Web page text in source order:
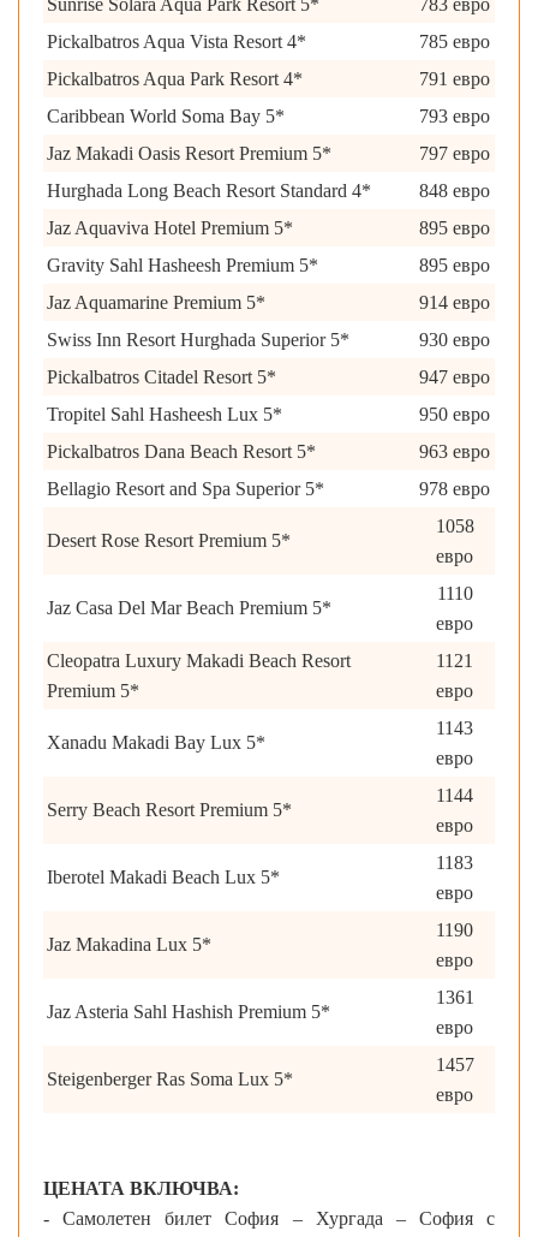
Sunrise Solara Aqua Park Resort 5*
783 евро
Pickalbatros Aqua Vista Resort 4*
785 евро
Pickalbatros Aqua Park Resort 4*
791 евро
Caribbean World Soma Bay 5*
793 евро
Jaz Makadi Oasis Resort Premium 5*
797 евро
Hurghada Long Beach Resort Standard 4*
848 евро
Jaz Aquaviva Hotel Premium 5*
895 евро
Gravity Sahl Hasheesh Premium 5*
895 евро
Jaz Aquamarine Premium 5*
914 евро
Swiss Inn Resort Hurghada Superior 5*
930 евро
Pickalbatros Citadel Resort 5*
947 евро
Tropitel Sahl Hasheesh Lux 5*
950 евро
Pickalbatros Dana Beach Resort 5*
963 евро
Bellagio Resort and Spa Superior 5*
978 евро
Desert Rose Resort Premium 5*
1058
евро
Jaz Casa Del Mar Beach Premium 5*
1110
евро
Cleopatra Luxury Makadi Beach Resort
Premium 5*
1121
евро
Xanadu Makadi Bay Lux 5*
1143
евро
Serry Beach Resort Premium 5*
1144
евро
Iberotel Makadi Beach Lux 5*
1183
евро
Jaz Makadina Lux 5*
1190
евро
Jaz Asteria Sahl Hashish Premium 5*
1361
евро
Steigenberger Ras Soma Lux 5*
1457
евро
ЦЕНАТА ВКЛЮЧВА:
- Самолетен билет София – Хургада – София с